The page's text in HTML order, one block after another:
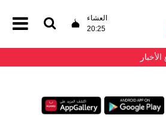
العشاء
20:25